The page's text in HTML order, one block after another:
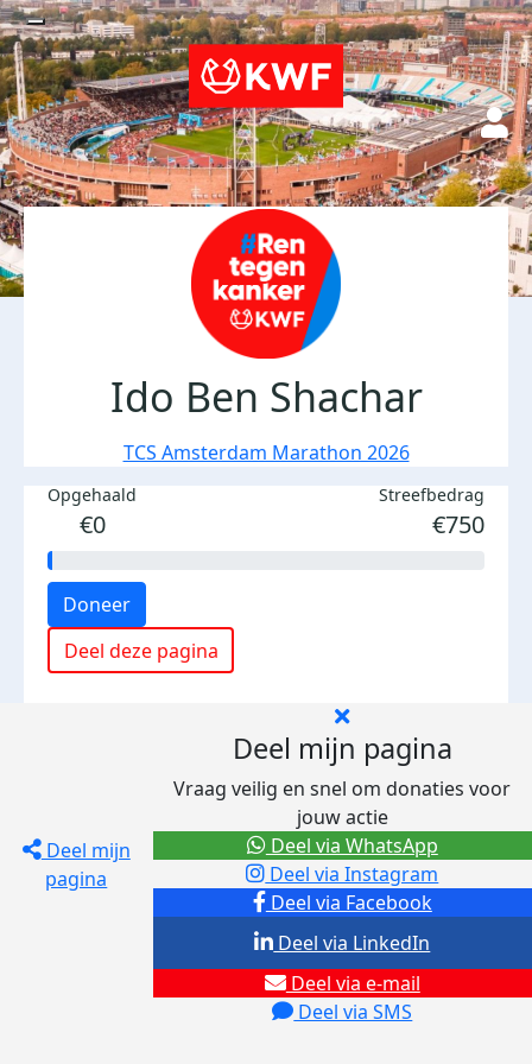
Ido Ben Shachar
TCS Amsterdam Marathon 2026
Opgehaald
€0
Streefbedrag
€750
Doneer
Deel deze pagina
Deel mijn
pagina
Deel mijn pagina
Vraag veilig en snel om donaties voor
jouw actie
Deel via Facebook
Deel via Instagram
Deel via e-mail
Deel via SMS
Deel via LinkedIn
Deel via WhatsApp